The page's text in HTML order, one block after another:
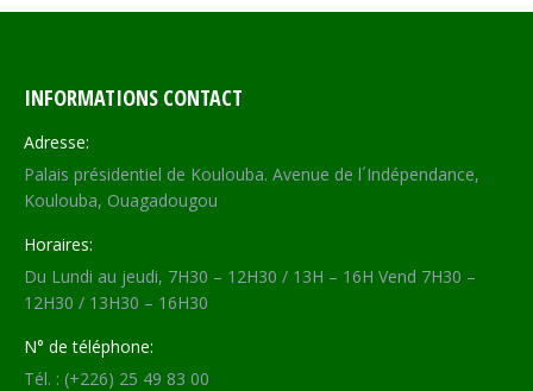
INFORMATIONS CONTACT
Adresse:
Palais présidentiel de Koulouba. Avenue de l´Indépendance,
Koulouba, Ouagadougou
Horaires:
Du Lundi au jeudi, 7H30 – 12H30 / 13H – 16H Vend 7H30 –
12H30 / 13H30 – 16H30
N° de téléphone:
Tél. : (+226) 25 49 83 00